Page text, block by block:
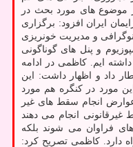
موضوع های مورد بحث در
ایران افزود: برگزاری
و مدیریت خونریزی
و پنل های گوناگونی
ایم. کاظمی در ادامه
داد و اظهار داشت: این
مورد در کنگره هم مورد
انجام سقط های غیر
انجام می دهند
فراوان می شوند بلکه
دارد. کاظمی تصریح کرد: